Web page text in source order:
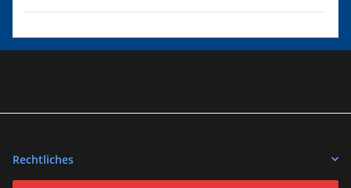
Rechtliches